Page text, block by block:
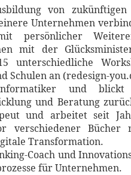
von zukünftigen
Unternehmen
persönlicher
mit der
Schulen an (redesign-
und
und Beratung
und arbeitet seit
verschiedener
Transformation.
Coach und
für Unternehmen.